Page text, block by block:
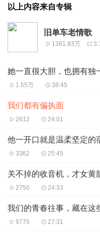
以上内容来自专辑
旧单车老情歌
1381.83万
她一直很大胆，也拥有独
1.55万 38:45
我们都有偏执面
2612 24:01
他一开口就是温柔坚定的
3362 25:45
关不掉的收音机，才女黄
2750 24:33
我们的青春往事，藏在这
9775 27:31